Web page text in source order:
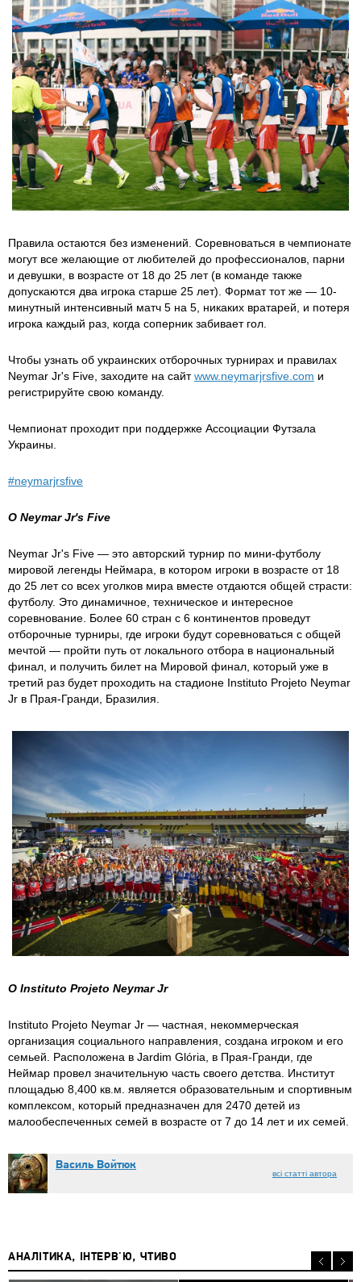
Правила остаются без изменений. Соревноваться в чемпионате
могут все желающие от любителей до профессионалов, парни
и девушки, в возрасте от 18 до 25 лет (в команде также
допускаются два игрока старше 25 лет). Формат тот же — 10-
минутный интенсивный матч 5 на 5, никаких вратарей, и потеря
игрока каждый раз, когда соперник забивает гол.
Чтобы узнать об украинских отборочных турнирах и правилах
Neymar Jr's Five, заходите на сайтwww.neymarjrsfive.com и
регистрируйте свою команду.
Чемпионат проходит при поддержке Ассоциации Футзала
Украины.
#neymarjrsfive
О Neymar Jr's Five
Neymar Jr's Five — это авторский турнир по мини-футболу
мировой легенды Неймара, в котором игроки в возрасте от 18
до 25 лет со всех уголков мира вместе отдаются общей страсти:
футболу. Это динамичное, техническое и интересное
соревнование. Более 60 стран с 6 континентов проведут
отборочные турниры, где игроки будут соревноваться с общей
мечтой — пройти путь от локального отбора в национальный
финал, и получить билет на Мировой финал, который уже в
третий раз будет проходить на стадионе Instituto Projeto Neymar
Jr в Прая-Гранди, Бразилия.
О Instituto Projeto Neymar Jr
Instituto Projeto Neymar Jr — частная, некоммерческая
организация социального направления, создана игроком и его
семьей. Расположена в Jardim Glória, в Прая-Гранди, где
Неймар провел значительную часть своего детства. Институт
площадью 8,400 кв.м. является образовательным и спортивным
комплексом, который предназначен для 2470 детей из
малообеспеченных семей в возрасте от 7 до 14 лет и их семей.
Василь Войтюк
всі статті автора
АНАЛІТИКА, ІНТЕРВ'Ю, ЧТИВО